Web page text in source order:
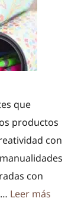
que
productos
con
con
Leer más